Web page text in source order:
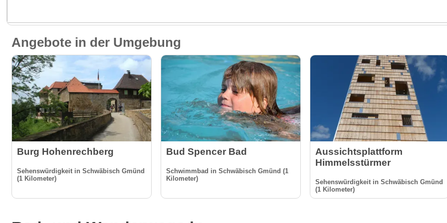
Angebote in der Umgebung
Burg Hohenrechberg
Sehenswürdigkeit in Schwäbisch Gmünd
(1 Kilometer)
Bud Spencer Bad
Schwimmbad in Schwäbisch Gmünd (1
Kilometer)
Aussichtsplattform
Himmelsstürmer
Sehenswürdigkeit in Schwäbisch Gmünd
(1 Kilometer)